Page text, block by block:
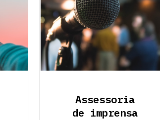
Assessoria
de imprensa